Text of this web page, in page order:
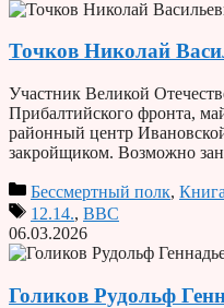
Точков Николай
Участник Великой
Прибалтийского фронта,
районный центр
закройщиком. Возможно
Бессмертный полк,
12.14., ВВС
06.03.2026
Голиков Рудольф